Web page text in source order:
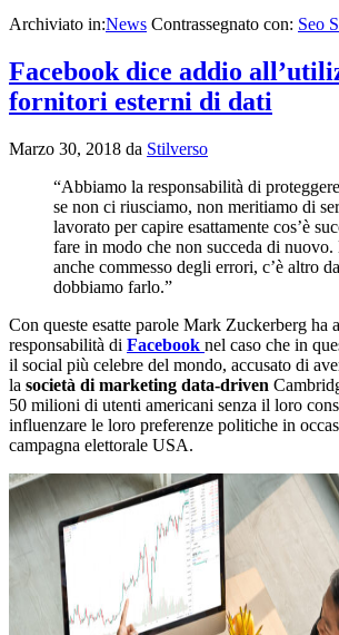
Archiviato in:News Contrassegnato con: Seo
Facebook dice addio
fornitori esterni di dati
Marzo 30, 2018 da Stilverso
“Abbiamo la responsabilità di
se non ci riusciamo, non meritiamo di
lavorato per capire esattamente cos’è
fare in modo che non succeda di
anche commesso degli errori, c’è altro
dobbiamo farlo.”
Con queste esatte parole Mark Zuckerberg ha
responsabilità di Facebook nel caso che in
il social più celebre del mondo, accusato di
la società di marketing data-driven
50 milioni di utenti americani senza il loro
influenzare le loro preferenze politiche in
campagna elettorale USA.